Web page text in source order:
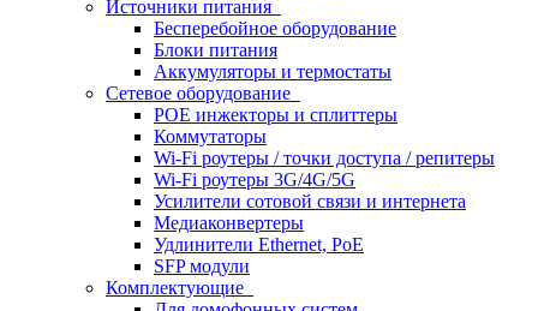
Источники питания
Бесперебойное оборудование
Блоки питания
Аккумуляторы и термостаты
Сетевое оборудование
POE инжекторы и сплиттеры
Коммутаторы
Wi-Fi роутеры / точки доступа / репитеры
Wi-Fi роутеры 3G/4G/5G
Усилители сотовой связи и интернета
Медиаконвертеры
Удлинители Ethernet, PoE
SFP модули
Комплектующие